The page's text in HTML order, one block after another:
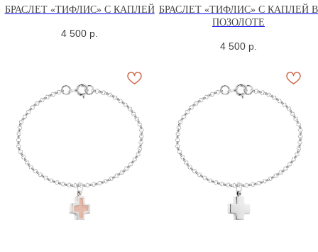
БРАСЛЕТ «ТИФЛИС» С КАПЛЕЙ
4 500 р.
БРАСЛЕТ «ТИФЛИС» С КАПЛЕЙ В
ПОЗОЛОТЕ
4 500 р.